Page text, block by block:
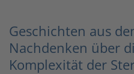
Geschichten aus
Nachdenken über
Komplexität der